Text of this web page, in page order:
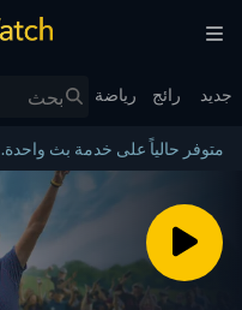
جديد رائج رياضة
متوفر حالياً على خدمة بث واحدة.